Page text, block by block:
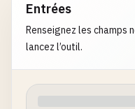
Entrées
Renseignez les champs
lancez l’outil.